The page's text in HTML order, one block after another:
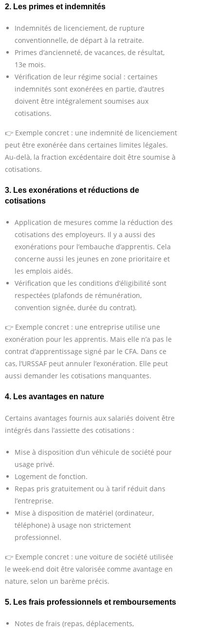
2. Les primes et indemnités
Indemnités de licenciement, de rupture
conventionnelle, de départ à la retraite.
Primes d’ancienneté, de vacances, de résultat,
13e mois.
Vérification de leur régime social : certaines
indemnités sont exonérées en partie, d’autres
doivent être intégralement soumises aux
cotisations.
👉 Exemple concret : une indemnité de licenciement
peut être exonérée dans certaines limites légales.
Au-delà, la fraction excédentaire doit être soumise à
cotisations.
3. Les exonérations et réductions de
cotisations
Application de mesures comme la réduction des
cotisations des employeurs. Il y a aussi des
exonérations pour l’embauche d’apprentis. Cela
concerne aussi les jeunes en zone prioritaire et
les emplois aidés.
Vérification que les conditions d’éligibilité sont
respectées (plafonds de rémunération,
convention signée, durée du contrat).
👉 Exemple concret : une entreprise utilise une
exonération pour les apprentis. Mais elle n’a pas le
contrat d’apprentissage signé par le CFA. Dans ce
cas, l’URSSAF peut annuler l’exonération. Elle peut
aussi demander les cotisations manquantes.
4. Les avantages en nature
Certains avantages fournis aux salariés doivent être
intégrés dans l’assiette des cotisations :
Mise à disposition d’un véhicule de société pour
usage privé.
Logement de fonction.
Repas pris gratuitement ou à tarif réduit dans
l’entreprise.
Mise à disposition de matériel (ordinateur,
téléphone) à usage non strictement
professionnel.
👉 Exemple concret : une voiture de société utilisée
le week-end doit être valorisée comme avantage en
nature, selon un barème précis.
5. Les frais professionnels et remboursements
Notes de frais (repas, déplacements,